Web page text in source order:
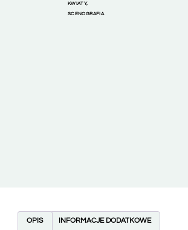
KWIATY,
SCENOGRAFIA
OPIS INFORMACJE DODATKOWE